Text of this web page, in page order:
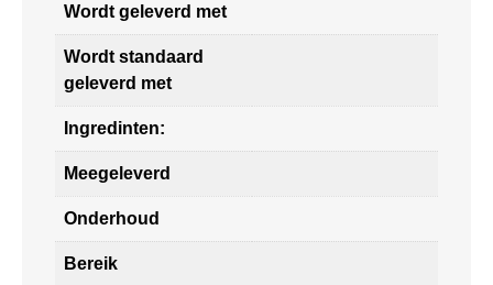
Wordt geleverd met
Wordt standaard
geleverd met
Ingredinten:
Meegeleverd
Onderhoud
Bereik